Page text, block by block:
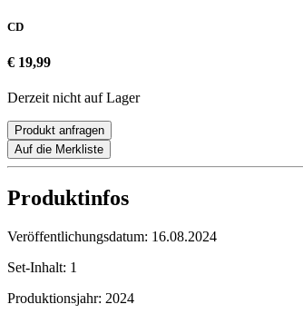
CD
€ 19,99
Derzeit nicht auf Lager
Produkt anfragen
Auf die Merkliste
Produktinfos
Veröffentlichungsdatum: 16.08.2024
Set-Inhalt: 1
Produktionsjahr: 2024